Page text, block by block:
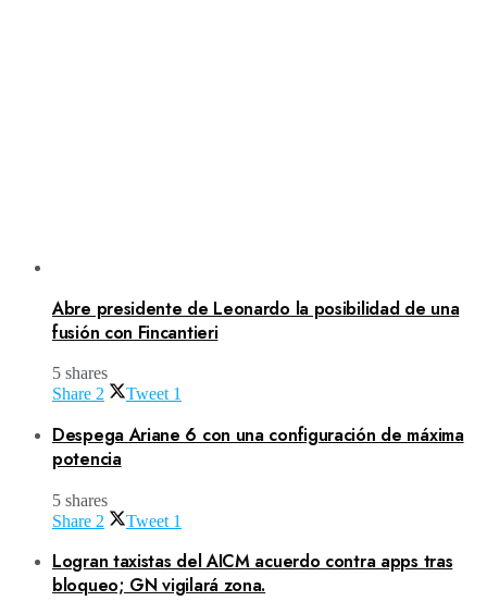
Abre presidente de Leonardo la posibilidad de una
fusión con Fincantieri
5 shares
Share 2 Tweet 1
Despega Ariane 6 con una configuración de máxima
potencia
5 shares
Share 2 Tweet 1
Logran taxistas del AICM acuerdo contra apps tras
bloqueo; GN vigilará zona.